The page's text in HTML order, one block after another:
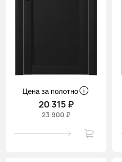
Цена за полотно
20 315 ₽
23 900 ₽